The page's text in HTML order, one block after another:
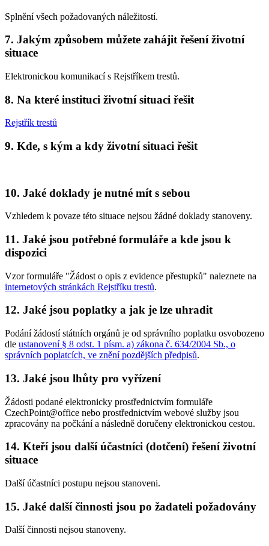
Splnění všech požadovaných náležitostí.
7. Jakým způsobem můžete zahájit řešení životní
situace
Elektronickou komunikací s Rejstříkem trestů.
8. Na které instituci životní situaci řešit
Rejstřík trestů
9. Kde, s kým a kdy životní situaci řešit
10. Jaké doklady je nutné mít s sebou
Vzhledem k povaze této situace nejsou žádné doklady stanoveny.
11. Jaké jsou potřebné formuláře a kde jsou k
dispozici
Vzor formuláře "Žádost o opis z evidence přestupků" naleznete na
internetových stránkách Rejstříku trestů.
12. Jaké jsou poplatky a jak je lze uhradit
Podání žádostí státních orgánů je od správního poplatku osvobozeno
dle ustanovení § 8 odst. 1 písm. a) zákona č. 634/2004 Sb., o
správních poplatcích, ve znění pozdějších předpisů.
13. Jaké jsou lhůty pro vyřízení
Žádosti podané elektronicky prostřednictvím formuláře
CzechPoint@office nebo prostřednictvím webové služby jsou
zpracovány na počkání a následně doručeny elektronickou cestou.
14. Kteří jsou další účastníci (dotčení) řešení životní
situace
Další účastníci postupu nejsou stanoveni.
15. Jaké další činnosti jsou po žadateli požadovány
Další činnosti nejsou stanoveny.